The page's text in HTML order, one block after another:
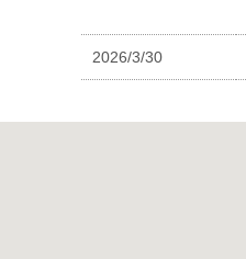
2026/3/30